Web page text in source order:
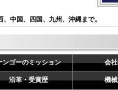
中国、四国、九州、沖縄まで。
ンゴーのミッション 会
沿革・受賞歴 機